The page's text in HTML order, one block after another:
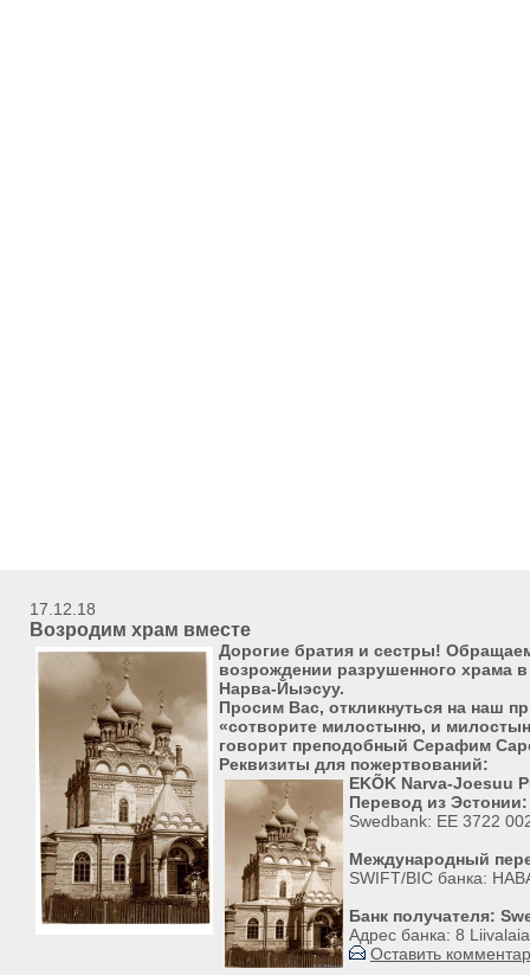
17.12.18
Возродим храм вместе
Дорогие братия и сестры!
возрождении разрушенного храма
Нарва-Йыэсуу.
Просим Вас, откликнуться на наш
«сотворите милостыню, и
говорит преподобный Серафим
Реквизиты для пожертвований:
EKÕK Narva-Joesuu
Перевод из Эстонии:
Swedbank: EE 3722
Международный
SWIFT/BIC банка:
Банк получателя:
Адрес банка: 8
Оставить